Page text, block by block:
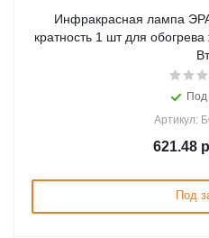
Инфракрасная лампа
кратность 1 шт для
Вт
Под
Артикул:
621.48
Под